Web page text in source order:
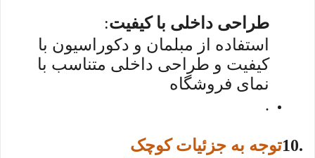
طراحی داخلی با کیفیت:
استفاده از مبلمان و دکوراسیون با
کیفیت و طراحی داخلی متناسب با
نمای فروشگاه
.
10.توجه به جزئیات کوچک